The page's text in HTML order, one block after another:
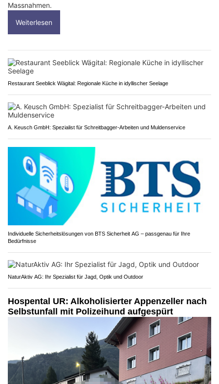
Massnahmen.
Weiterlesen
Restaurant Seeblick Wägital: Regionale Küche in idyllischer Seelage
A. Keusch GmbH: Spezialist für Schreitbagger-Arbeiten und Muldenservice
Individuelle Sicherheitslösungen von BTS Sicherheit AG – passgenau für Ihre
Bedürfnisse
NaturAktiv AG: Ihr Spezialist für Jagd, Optik und Outdoor
Hospental UR: Alkoholisierter Appenzeller nach
Selbstunfall mit Polizeihund aufgespürt